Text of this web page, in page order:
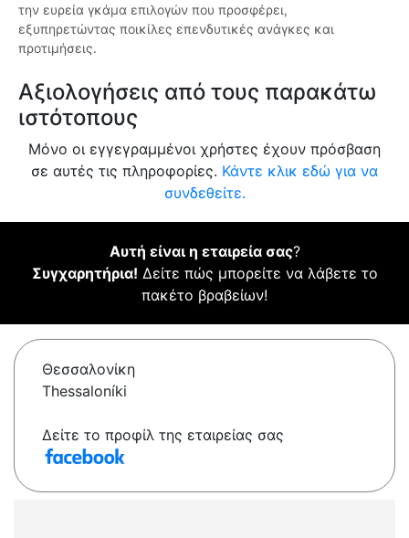
την ευρεία γκάμα επιλογών που προσφέρει,
εξυπηρετώντας ποικίλες επενδυτικές ανάγκες και
προτιμήσεις.
Αξιολογήσεις από τους παρακάτω
ιστότοπους
Μόνο οι εγγεγραμμένοι χρήστες έχουν πρόσβαση
σε αυτές τις πληροφορίες. Κάντε κλικ εδώ για να
συνδεθείτε.
Αυτή είναι η εταιρεία σας?
Συγχαρητήρια! Δείτε πώς μπορείτε να λάβετε το
πακέτο βραβείων!
Θεσσαλονίκη
Thessaloníki
Δείτε το προφίλ της εταιρείας σας